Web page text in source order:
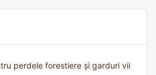
perdele forestiere și garduri vii